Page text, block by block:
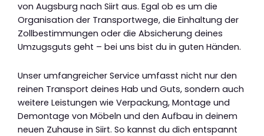
von Augsburg nach Siirt aus. Egal ob es um die
Organisation der Transportwege, die Einhaltung der
Zollbestimmungen oder die Absicherung deines
Umzugsguts geht – bei uns bist du in guten Händen.
Unser umfangreicher Service umfasst nicht nur den
reinen Transport deines Hab und Guts, sondern auch
weitere Leistungen wie Verpackung, Montage und
Demontage von Möbeln und den Aufbau in deinem
neuen Zuhause in Siirt. So kannst du dich entspannt